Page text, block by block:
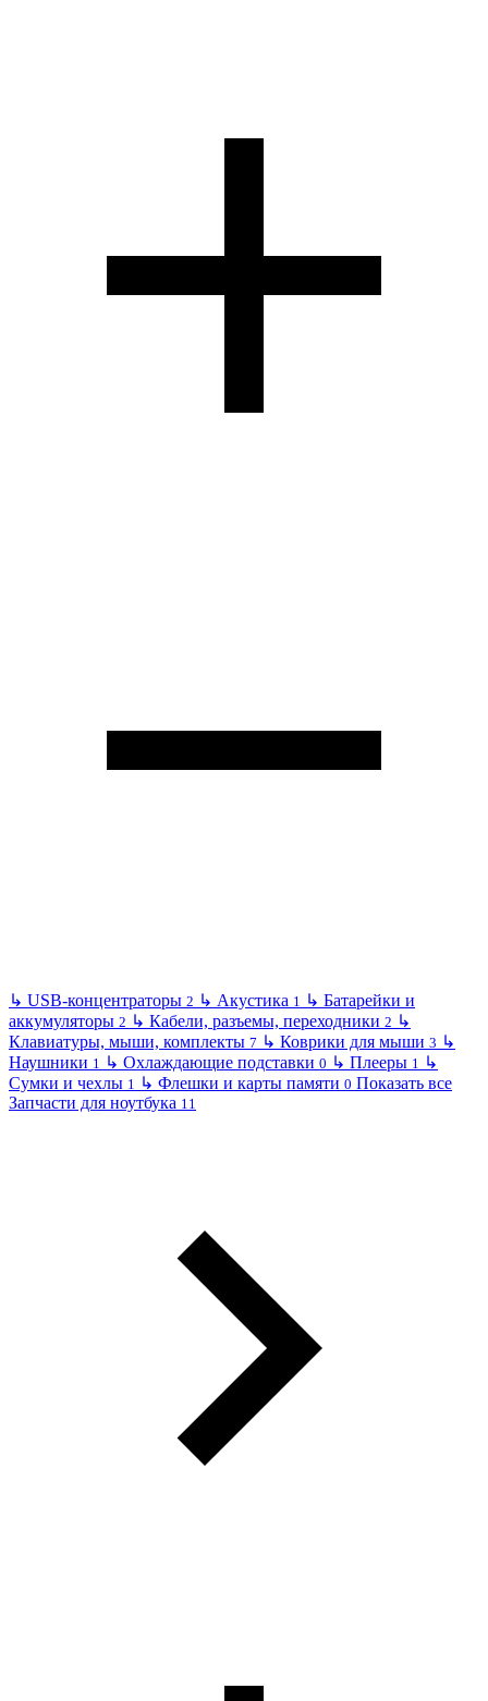
↳ USB-концентраторы 2 ↳ Акустика 1 ↳ Батарейки и
аккумуляторы 2 ↳ Кабели, разъемы, переходники 2 ↳
Клавиатуры, мыши, комплекты 7 ↳ Коврики для мыши 3 ↳
Наушники 1 ↳ Охлаждающие подставки 0 ↳ Плееры 1 ↳
Сумки и чехлы 1 ↳ Флешки и карты памяти 0 Показать все
Запчасти для ноутбука 11